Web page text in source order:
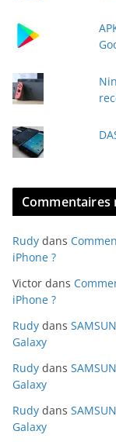
a
Commentaires
Rudy dans
iPhone ?
Victor dans
iPhone ?
Rudy dans
Galaxy
Rudy dans
Galaxy
Rudy dans
Galaxy